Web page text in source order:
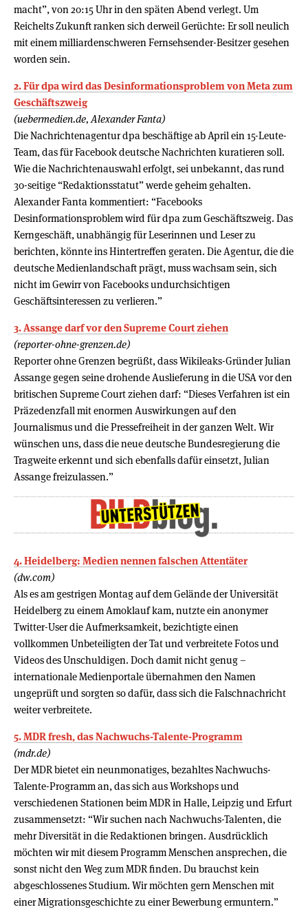
macht”, von 20:15 Uhr in den späten Abend verlegt. Um
Reichelts Zukunft ranken sich derweil Gerüchte: Er soll neulich
mit einem milliardenschweren Fernsehsender-Besitzer gesehen
worden sein.
2. Für dpa wird das Desinformationsproblem von Meta zum
Geschäftszweig
(uebermedien.de, Alexander Fanta)
Die Nachrichtenagentur dpa beschäftige ab April ein 15-Leute-
Team, das für Facebook deutsche Nachrichten kuratieren soll.
Wie die Nachrichtenauswahl erfolgt, sei unbekannt, das rund
30-seitige “Redaktionsstatut” werde geheim gehalten.
Alexander Fanta kommentiert: “Facebooks
Desinformationsproblem wird für dpa zum Geschäftszweig. Das
Kerngeschäft, unabhängig für Leserinnen und Leser zu
berichten, könnte ins Hintertreffen geraten. Die Agentur, die die
deutsche Medienlandschaft prägt, muss wachsam sein, sich
nicht im Gewirr von Facebooks undurchsichtigen
Geschäftsinteressen zu verlieren.”
3. Assange darf vor den Supreme Court ziehen
(reporter-ohne-grenzen.de)
Reporter ohne Grenzen begrüßt, dass Wikileaks-Gründer Julian
Assange gegen seine drohende Auslieferung in die USA vor den
britischen Supreme Court ziehen darf: “Dieses Verfahren ist ein
Präzedenzfall mit enormen Auswirkungen auf den
Journalismus und die Pressefreiheit in der ganzen Welt. Wir
wünschen uns, dass die neue deutsche Bundesregierung die
Tragweite erkennt und sich ebenfalls dafür einsetzt, Julian
Assange freizulassen.”
4. Heidelberg: Medien nennen falschen Attentäter
(dw.com)
Als es am gestrigen Montag auf dem Gelände der Universität
Heidelberg zu einem Amoklauf kam, nutzte ein anonymer
Twitter-User die Aufmerksamkeit, bezichtigte einen
vollkommen Unbeteiligten der Tat und verbreitete Fotos und
Videos des Unschuldigen. Doch damit nicht genug –
internationale Medienportale übernahmen den Namen
ungeprüft und sorgten so dafür, dass sich die Falschnachricht
weiter verbreitete.
5. MDR fresh, das Nachwuchs-Talente-Programm
(mdr.de)
Der MDR bietet ein neunmonatiges, bezahltes Nachwuchs-
Talente-Programm an, das sich aus Workshops und
verschiedenen Stationen beim MDR in Halle, Leipzig und Erfurt
zusammensetzt: “Wir suchen nach Nachwuchs-Talenten, die
mehr Diversität in die Redaktionen bringen. Ausdrücklich
möchten wir mit diesem Programm Menschen ansprechen, die
sonst nicht den Weg zum MDR finden. Du brauchst kein
abgeschlossenes Studium. Wir möchten gern Menschen mit
einer Migrationsgeschichte zu einer Bewerbung ermuntern.”